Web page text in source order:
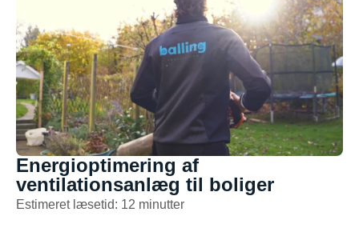
Energioptimering af
ventilationsanlæg til boliger
Estimeret læsetid: 12 minutter